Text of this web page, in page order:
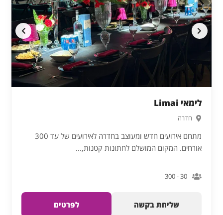
לימאי Limai
חדרה
מתחם אירועים חדש ומעוצב בחדרה לאירועים של עד 300
אורחים. המקום המושלם לחתונות קטנות,...
30 - 300
שליחת בקשה לפרטים